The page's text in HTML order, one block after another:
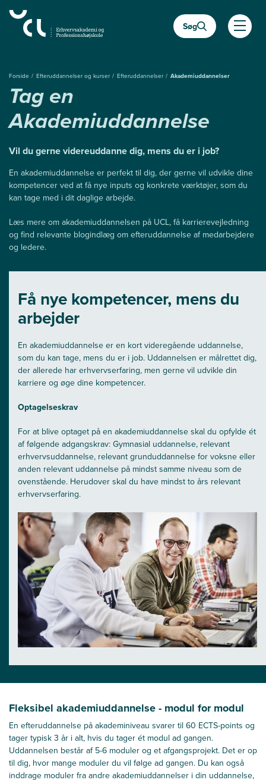
hovedindhold
Søg
Åben
Forside Efteruddannelser og kurser Efteruddannelser Akademiuddannelser
Tag en
Akademiuddannelse
Vil du gerne videreuddanne dig, mens du er i job?
En akademiuddannelse er perfekt til dig, der gerne vil udvikle dine
kompetencer ved at få nye inputs og konkrete værktøjer, som du
kan tage med i dit daglige arbejde.
Læs mere om akademiuddannelsen på UCL, få karrierevejledning
og find relevante blogindlæg om efteruddannelse af medarbejdere
og ledere.
Få nye kompetencer, mens du
arbejder
En akademiuddannelse er en kort videregående uddannelse,
som du kan tage, mens du er i job. Uddannelsen er målrettet dig,
der allerede har erhvervserfaring, men gerne vil udvikle din
karriere og øge dine kompetencer.
Optagelseskrav
For at blive optaget på en akademiuddannelse skal du opfylde ét
af følgende adgangskrav: Gymnasial uddannelse, relevant
erhvervsuddannelse, relevant grunduddannelse for voksne eller
anden relevant uddannelse på mindst samme niveau som de
ovenstående. Herudover skal du have mindst to års relevant
erhvervserfaring.
Fleksibel akademiuddannelse - modul for modul
En efteruddannelse på akademiniveau svarer til 60 ECTS-points og
tager typisk 3 år i alt, hvis du tager ét modul ad gangen.
Uddannelsen består af 5-6 moduler og et afgangsprojekt. Det er op
til dig, hvor mange moduler du vil følge ad gangen. Du kan også
inddrage moduler fra andre akademiuddannelser i din uddannelse,